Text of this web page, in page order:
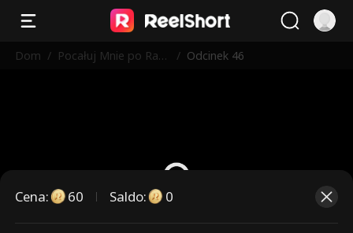
Dom / Pocałuj Mnie po Raz
/ Odcinek 46
Cena: 60 Saldo: 0